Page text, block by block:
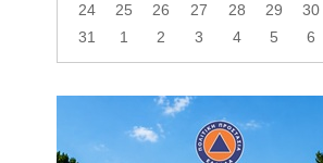
24
25 26 27 28 29
30
31
1 2 3 4 5 6